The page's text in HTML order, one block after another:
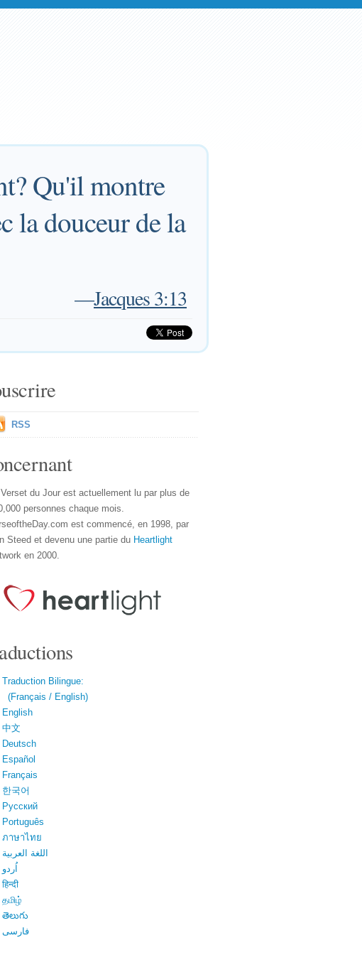
Qu'il montre
la douceur de la
—Jacques 3:13
RSS
Verset du Jour est actuellement lu par plus de
personnes chaque mois.
est commencé, en 1998, par
Steed et devenu une partie du Heartlight
en 2000.
Traduction Bilingue:
(Français / English)
English
中文
Deutsch
Español
Français
한국어
Русский
Português
ภาษาไทย
اللغة العربية
اُردو
हिन्दी
தமிழ்
తెలుగు
فارسی